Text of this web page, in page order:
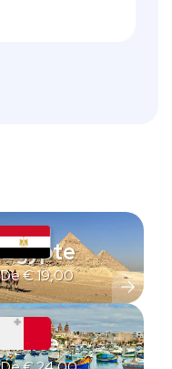
Égypte
De€19,00
Malte